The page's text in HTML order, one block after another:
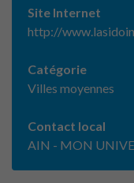
Site Internet
http://
Catégorie
Villes moyennes
Contact local
AIN - MON